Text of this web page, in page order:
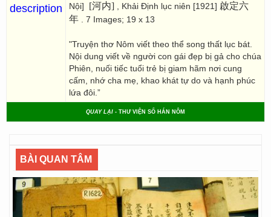
description
Nội]
[河内] , Khải Định lục niên [1921] 啟定六
年 . 7 Images; 19 x 13
"Truyện thơ Nôm viết theo thể song thất lục bát.
Nội dung viết về người con gái đẹp bị gả cho chúa
Phiên, nuối tiếc tuổi trẻ bị giam hãm nơi cung
cấm, nhớ cha mẹ, khao khát tự do và hạnh phúc
lứa đôi.”
QUAY LẠI - THƯ VIỆN SỐ HÁN NÔM
BÀI QUAN TÂM